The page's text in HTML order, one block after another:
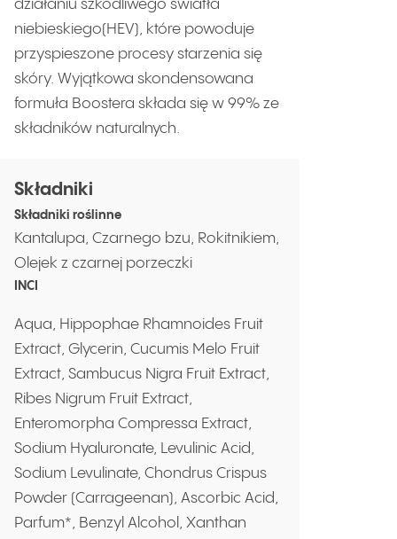
działaniu szkodliwego światła
niebieskiego(HEV), które powoduje
przyspieszone procesy starzenia się
skóry. Wyjątkowa skondensowana
formuła Boostera składa się w 99% ze
składników naturalnych.
Składniki
Składniki roślinne
Kantalupa, Czarnego bzu, Rokitnikiem,
Olejek z czarnej porzeczki
INCI
Aqua, Hippophae Rhamnoides Fruit
Extract, Glycerin, Cucumis Melo Fruit
Extract, Sambucus Nigra Fruit Extract,
Ribes Nigrum Fruit Extract,
Enteromorpha Compressa Extract,
Sodium Hyaluronate, Levulinic Acid,
Sodium Levulinate, Chondrus Crispus
Powder (Carrageenan), Ascorbic Acid,
Parfum*, Benzyl Alcohol, Xanthan